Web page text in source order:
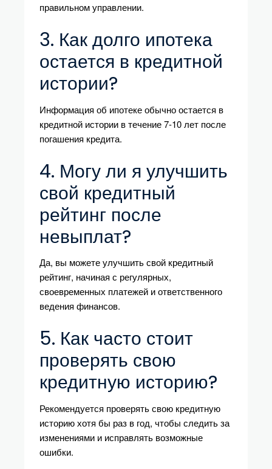
правильном управлении.
3. Как долго ипотека
остается в кредитной
истории?
Информация об ипотеке обычно остается в
кредитной истории в течение 7-10 лет после
погашения кредита.
4. Могу ли я улучшить
свой кредитный
рейтинг после
невыплат?
Да, вы можете улучшить свой кредитный
рейтинг, начиная с регулярных,
своевременных платежей и ответственного
ведения финансов.
5. Как часто стоит
проверять свою
кредитную историю?
Рекомендуется проверять свою кредитную
историю хотя бы раз в год, чтобы следить за
изменениями и исправлять возможные
ошибки.